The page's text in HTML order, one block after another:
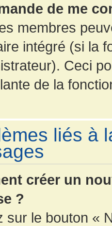
de me
membres
intégré (si la
Ceci
de la
liés à
créer un
?
sur le bouton «